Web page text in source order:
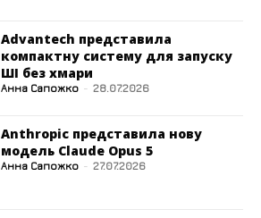
Advantech представила
компактну систему для запуску
ШІ без хмари
Анна Сапожко - 28.07.2026
Anthropic представила нову
модель Claude Opus 5
Анна Сапожко - 27.07.2026